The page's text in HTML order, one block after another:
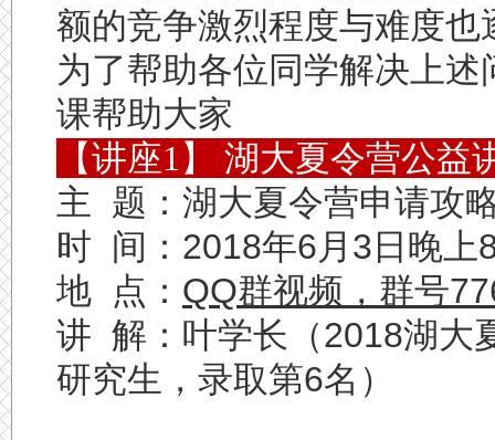
额的竞争激烈程度与难度也
为了帮助各位同学解决上
课帮助大家
【讲座1】 湖大夏令营公益
主 题：湖大夏令营申请攻
时 间：2018年6月3日晚上
地 点： QQ群视频，群号
讲 解：叶学长（2018湖大
研究生，录取第6名）